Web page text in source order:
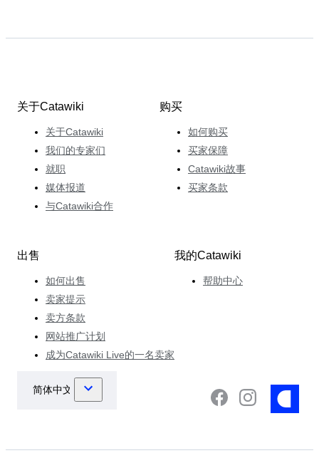
关于Catawiki
关于Catawiki
我们的专家们
就职
媒体报道
与Catawiki合作
购买
如何购买
买家保障
Catawiki故事
买家条款
出售
如何出售
卖家提示
卖方条款
网站推广计划
成为Catawiki Live的一名卖家
我的Catawiki
帮助中心